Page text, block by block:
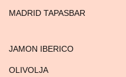
MADRID TAPASBAR
JAMON IBERICO
OLIVOLJA